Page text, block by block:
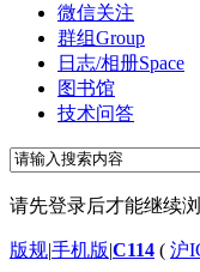
微信关注
群组Group
日志/相册Space
图书馆
技术问答
请先登录后才能继续
版规|手机版|C114 ( 沪